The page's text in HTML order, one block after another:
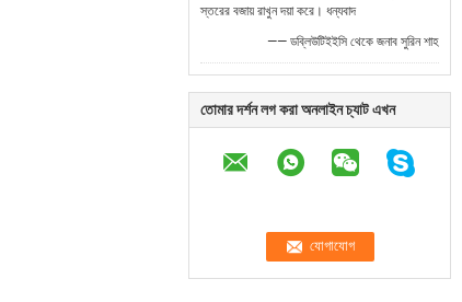
স্তরের বজায় রাখুন দয়া করে। ধন্যবাদ
—— ডব্লিউটিইইসি থেকে জনাব সুরিন শাহ
তোমার দর্শন লগ করা অনলাইন চ্যাট এখন